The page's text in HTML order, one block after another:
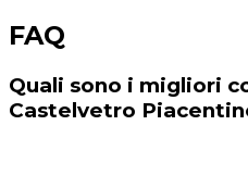
FAQ
Quali sono i migliori
Castelvetro